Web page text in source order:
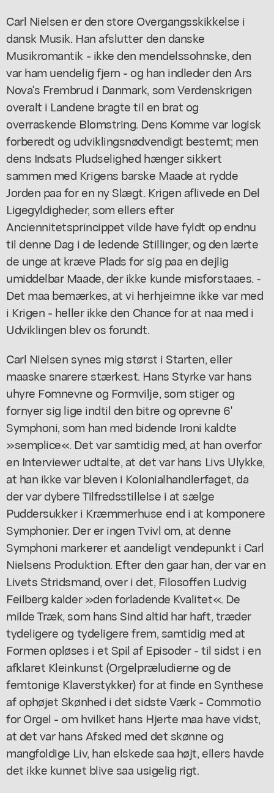
Carl Nielsen er den store Overgangsskikkelse i
dansk Musik. Han afslutter den danske
Musikromantik - ikke den mendelssohnske, den
var ham uendelig fjern - og han indleder den Ars
Nova's Frembrud i Danmark, som Verdenskrigen
overalt i Landene bragte til en brat og
overraskende Blomstring. Dens Komme var logisk
forberedt og udviklingsnødvendigt bestemt; men
dens Indsats Pludselighed hænger sikkert
sammen med Krigens barske Maade at rydde
Jorden paa for en ny Slægt. Krigen aflivede en Del
Ligegyldigheder, som ellers efter
Anciennitetsprincippet vilde have fyldt op endnu
til denne Dag i de ledende Stillinger, og den lærte
de unge at kræve Plads for sig paa en dejlig
umiddelbar Maade, der ikke kunde misforstaaes. -
Det maa bemærkes, at vi herhjeimne ikke var med
i Krigen - heller ikke den Chance for at naa med i
Udviklingen blev os forundt.
Carl Nielsen synes mig størst i Starten, eller
maaske snarere stærkest. Hans Styrke var hans
uhyre Fomnevne og Formvilje, som stiger og
fornyer sig lige indtil den bitre og oprevne 6'
Symphoni, som han med bidende Ironi kaldte
»semplice«. Det var samtidig med, at han overfor
en Interviewer udtalte, at det var hans Livs Ulykke,
at han ikke var bleven i Kolonialhandlerfaget, da
der var dybere Tilfredsstillelse i at sælge
Puddersukker i Kræmmerhuse end i at komponere
Symphonier. Der er ingen Tvivl om, at denne
Symphoni markerer et aandeligt vendepunkt i Carl
Nielsens Produktion. Efter den gaar han, der var en
Livets Stridsmand, over i det, Filosoffen Ludvig
Feilberg kalder »den forladende Kvalitet«. De
milde Træk, som hans Sind altid har haft, træder
tydeligere og tydeligere frem, samtidig med at
Formen opløses i et Spil af Episoder - til sidst i en
afklaret Kleinkunst (Orgelpræludierne og de
femtonige Klaverstykker) for at finde en Synthese
af ophøjet Skønhed i det sidste Værk - Commotio
for Orgel - om hvilket hans Hjerte maa have vidst,
at det var hans Afsked med det skønne og
mangfoldige Liv, han elskede saa højt, ellers havde
det ikke kunnet blive saa usigelig rigt.